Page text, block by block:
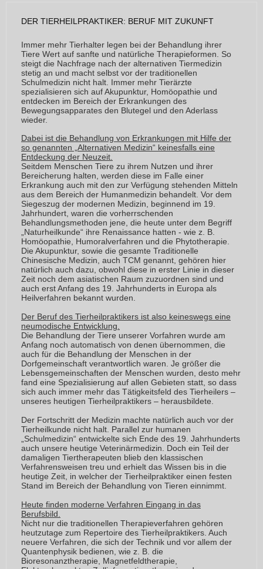
DER TIERHEILPRAKTIKER: BERUF MIT ZUKUNFT
Immer mehr Tierhalter legen bei der Behandlung ihrer
Tiere Wert auf sanfte und natürliche Therapieformen. So
steigt die Nachfrage nach der alternativen Tiermedizin
stetig an und macht selbst vor der traditionellen
Schulmedizin nicht halt. Immer mehr Tierärzte
spezialisieren sich auf Akupunktur, Homöopathie und
entdecken im Bereich der Erkrankungen des
Bewegungsapparates den Blutegel und den Aderlass
wieder.
Dabei ist die Behandlung von Erkrankungen mit Hilfe der
so genannten „Alternativen Medizin“ keinesfalls eine
Entdeckung der Neuzeit.
Seitdem Menschen Tiere zu ihrem Nutzen und ihrer
Bereicherung halten, werden diese im Falle einer
Erkrankung auch mit den zur Verfügung stehenden Mitteln
aus dem Bereich der Humanmedizin behandelt. Vor dem
Siegeszug der modernen Medizin, beginnend im 19.
Jahrhundert, waren die vorherrschenden
Behandlungsmethoden jene, die heute unter dem Begriff
„Naturheilkunde“ ihre Renaissance hatten - wie z. B.
Homöopathie, Humoralverfahren und die Phytotherapie.
Die Akupunktur, sowie die gesamte Traditionelle
Chinesische Medizin, auch TCM genannt, gehören hier
natürlich auch dazu, obwohl diese in erster Linie in dieser
Zeit noch dem asiatischen Raum zuzuordnen sind und
auch erst Anfang des 19. Jahrhunderts in Europa als
Heilverfahren bekannt wurden.
Der Beruf des Tierheilpraktikers ist also keineswegs eine
neumodische Entwicklung.
Die Behandlung der Tiere unserer Vorfahren wurde am
Anfang noch automatisch von denen übernommen, die
auch für die Behandlung der Menschen in der
Dorfgemeinschaft verantwortlich waren. Je größer die
Lebensgemeinschaften der Menschen wurden, desto mehr
fand eine Spezialisierung auf allen Gebieten statt, so dass
sich auch immer mehr das Tätigkeitsfeld des Tierheilers –
unseres heutigen Tierheilpraktikers – herausbildete.
Der Fortschritt der Medizin machte natürlich auch vor der
Tierheilkunde nicht halt. Parallel zur humanen
„Schulmedizin“ entwickelte sich Ende des 19. Jahrhunderts
auch unsere heutige Veterinärmedizin. Doch ein Teil der
damaligen Tiertherapeuten blieb den klassischen
Verfahrensweisen treu und erhielt das Wissen bis in die
heutige Zeit, in welcher der Tierheilpraktiker einen festen
Stand im Bereich der Behandlung von Tieren einnimmt.
Heute finden moderne Verfahren Eingang in das
Berufsbild.
Nicht nur die traditionellen Therapieverfahren gehören
heutzutage zum Repertoire des Tierheilpraktikers. Auch
neuere Verfahren, die sich der Technik und vor allem der
Quantenphysik bedienen, wie z. B. die
Bioresonanztherapie, Magnetfeldtherapie,